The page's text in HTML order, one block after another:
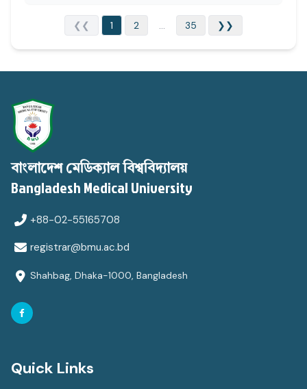
❮❮ 1 2 ... 35 ❯❯
বাংলাদেশ মেডিক্যাল বিশ্ববিদ্যালয়
Bangladesh Medical University
+88-02-55165708
registrar@bmu.ac.bd
Shahbag, Dhaka-1000, Bangladesh
Quick Links